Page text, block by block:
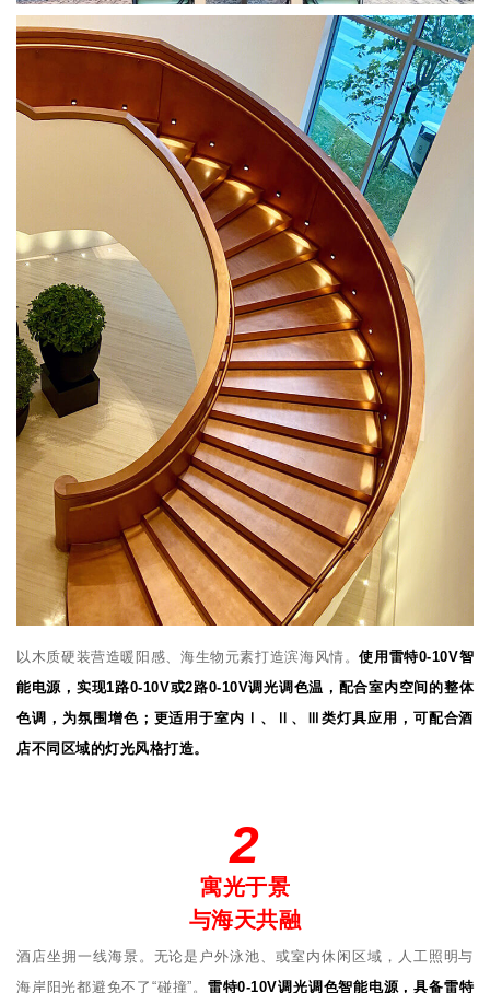
以木质硬装营造暖阳感、海生物元素打造滨海风情。使用雷特0-10V智
能电源，实现1路0-10V或2路0-10V调光调色温，配合室内空间的整体
色调，为氛围增色；更适用于室内Ⅰ、Ⅱ、Ⅲ类灯具应用，可配合酒
店不同区域的灯光风格打造。
2
寓光于景
与海天共融
酒店坐拥一线海景。无论是户外泳池、或室内休闲区域，人工照明与
海岸阳光都避免不了“碰撞”。 雷特0-10V调光调色智能电源，具备雷特